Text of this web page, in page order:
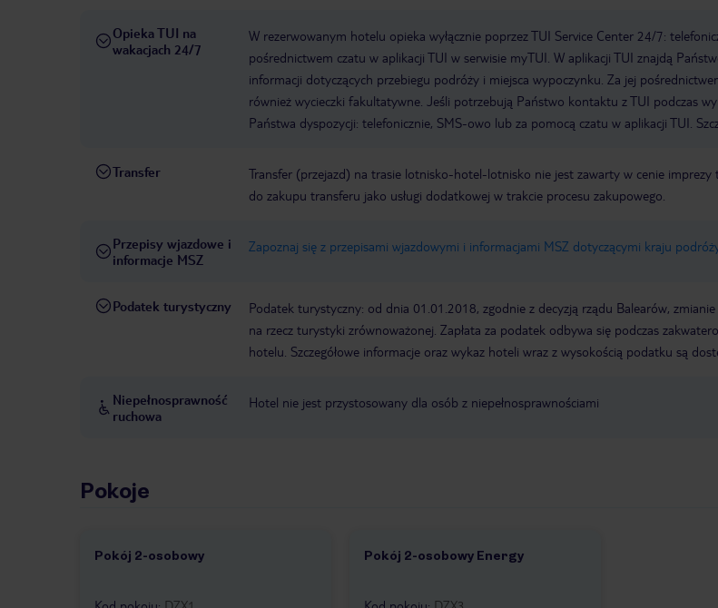
Opieka TUI na
wakacjach 24/7
W rezerwowanym hotelu opieka wyłącznie poprzez TUI Service Center 24/7:
pośrednictwem czatu w aplikacji TUI w serwisie myTUI. W aplikacji TUI znajdą
informacji dotyczących przebiegu podróży i miejsca wypoczynku. Za jej
również wycieczki fakultatywne. Jeśli potrzebują Państwo kontaktu z TUI podczas
Państwa dyspozycji: telefonicznie, SMS-owo lub za pomocą czatu w aplikacji TUI.
Transfer
Transfer (przejazd) na trasie lotnisko-hotel-lotnisko nie jest zawarty w cenie imprezy
do zakupu transferu jako usługi dodatkowej w trakcie procesu zakupowego.
Przepisy wjazdowe i
informacje MSZ
Zapoznaj się z przepisami wjazdowymi i informacjami MSZ dotyczącymi kraju
Podatek turystyczny
Podatek turystyczny: od dnia 01.01.2018, zgodnie z decyzją rządu Balearów,
na rzecz turystyki zrównoważonej. Zapłata za podatek odbywa się podczas
hotelu. Szczegółowe informacje oraz wykaz hoteli wraz z wysokością podatku są
Niepełnosprawność
ruchowa
Hotel nie jest przystosowany dla osób z niepełnosprawnościami
Pokoje
Pokój 2-osobowy
1 / 3 Pokój 2-osobowy Energy
1 / 1